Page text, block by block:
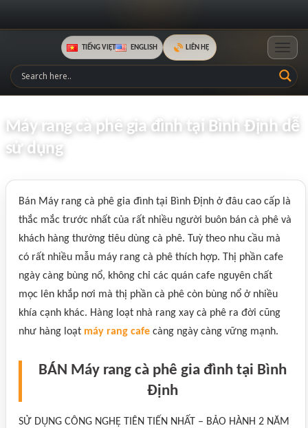
TIẾNG VIỆT ENGLISH LIÊN HỆ
Máy rang cà phê gia đình tại Bình Định dễ
sử dụng
Bán Máy rang cà phê gia đình tại Bình Định ở đâu cao cấp là
thắc mắc trước nhất của rất nhiều người buôn bán cà phê và
khách hàng thường tiêu dùng cà phê. Tuỳ theo nhu cầu mà
có rất nhiều mẫu máy rang cà phê thích hợp. Thị phần cafe
ngày càng bùng nổ, không chỉ các quán cafe nguyên chất
mọc lên khắp nơi mà thị phần cà phê còn bùng nổ ở nhiều
khía cạnh khác. Hàng loạt nhà rang xay cà phê ra đời cũng
như hàng loạt máy rang cafe càng ngày càng vững mạnh.
BÁN Máy rang cà phê gia đình tại Bình
Định
SỬ DỤNG CÔNG NGHỆ TIÊN TIẾN NHẤT – BẢO HÀNH 2 NĂM